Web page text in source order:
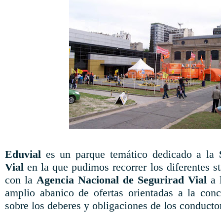
Eduvial es un parque temático dedicado a la
Vial en la que pudimos recorrer los diferentes
con la Agencia Nacional de Segurirad Vial a
amplio abanico de ofertas orientadas a la
sobre los deberes y obligaciones de los